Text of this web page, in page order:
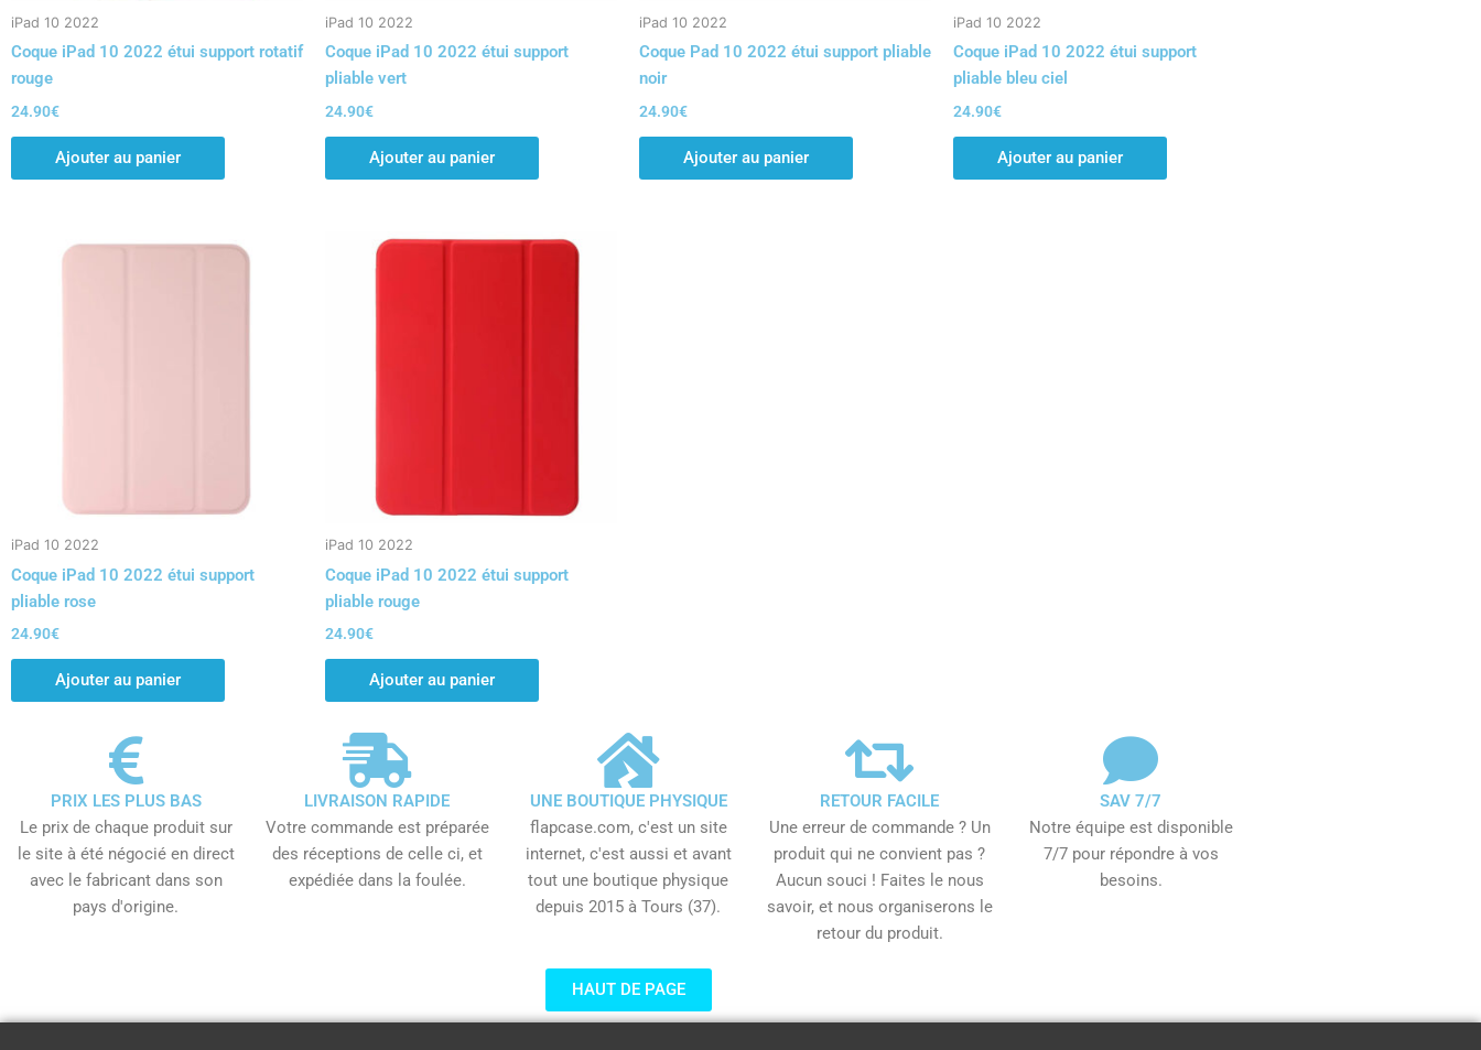
iPad 10 2022
Coque iPad 10 2022 étui support rotatif
rouge
24.90€
Ajouter au panier
iPad 10 2022
Coque iPad 10 2022 étui support
pliable vert
24.90€
Ajouter au panier
iPad 10 2022
Coque Pad 10 2022 étui support pliable
noir
24.90€
Ajouter au panier
iPad 10 2022
Coque iPad 10 2022 étui support
pliable bleu ciel
24.90€
Ajouter au panier
iPad 10 2022
Coque iPad 10 2022 étui support
pliable rose
24.90€
Ajouter au panier
iPad 10 2022
Coque iPad 10 2022 étui support
pliable rouge
24.90€
Ajouter au panier
PRIX LES PLUS BAS
Le prix de chaque produit sur
le site à été négocié en direct
avec le fabricant dans son
pays d'origine.
LIVRAISON RAPIDE
Votre commande est préparée
des réceptions de celle ci, et
expédiée dans la foulée.
UNE BOUTIQUE PHYSIQUE
flapcase.com, c'est un site
internet, c'est aussi et avant
tout une boutique physique
depuis 2015 à Tours (37).
RETOUR FACILE
Une erreur de commande ? Un
produit qui ne convient pas ?
Aucun souci ! Faites le nous
savoir, et nous organiserons le
retour du produit.
SAV 7/7
Notre équipe est disponible
7/7 pour répondre à vos
besoins.
HAUT DE PAGE